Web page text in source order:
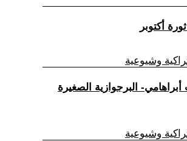
وشيوعية
البرجوازية الصغيرة
وشيوعية